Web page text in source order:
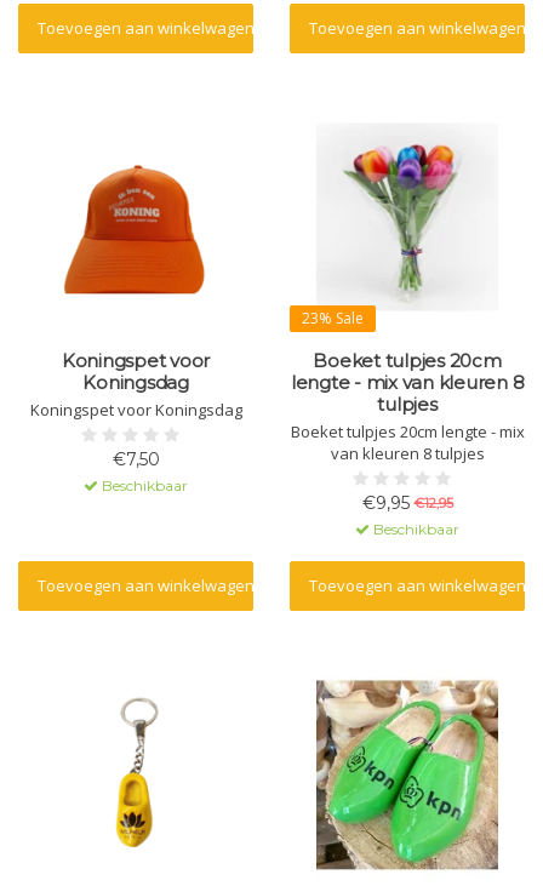
Toevoegen aan winkelwagen Toevoegen aan winkelwagen
Koningspet voor
Koningsdag
Koningspet voor Koningsdag
€7,50
Beschikbaar
Toevoegen aan winkelwagen
23% Sale
Boeket tulpjes 20cm
lengte - mix van kleuren 8
tulpjes
Boeket tulpjes 20cm lengte - mix
van kleuren 8 tulpjes
€9,95 €12,95
Beschikbaar
Toevoegen aan winkelwagen